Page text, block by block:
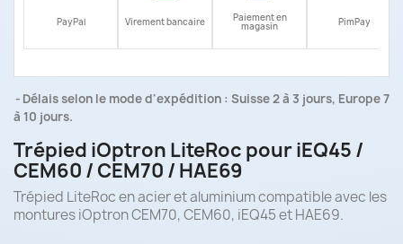
PayPal Virement bancaire Paiement en
magasin PimPay
Délais selon le mode d'expédition : Suisse 2 à 3 jours, Europe 7
à 10 jours.
Trépied iOptron LiteRoc pour iEQ45 /
CEM60 / CEM70 / HAE69
Trépied LiteRoc en acier et aluminium compatible avec les
montures iOptron CEM70, CEM60, iEQ45 et HAE69.